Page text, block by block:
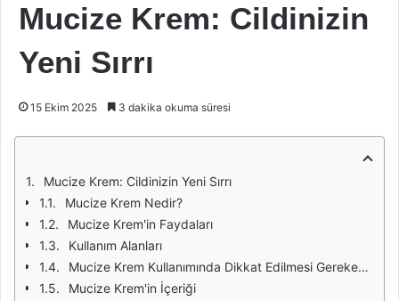
Mucize Krem: Cildinizin
Yeni Sırrı
15 Ekim 2025 3 dakika okuma süresi
Mucize Krem: Cildinizin Yeni Sırrı
Mucize Krem Nedir?
Mucize Krem'in Faydaları
Kullanım Alanları
Mucize Krem Kullanımında Dikkat Edilmesi Gerekenler
Mucize Krem'in İçeriği